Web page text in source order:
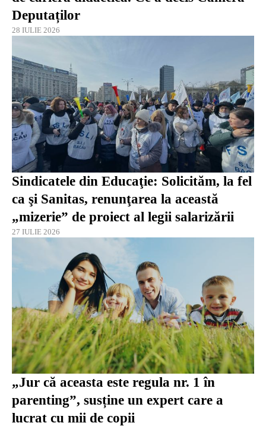
Deputaților
28 IULIE 2026
Sindicatele din Educaţie: Solicităm, la fel
ca şi Sanitas, renunţarea la această
„mizerie” de proiect al legii salarizării
27 IULIE 2026
„Jur că aceasta este regula nr. 1 în
parenting”, susține un expert care a
lucrat cu mii de copii